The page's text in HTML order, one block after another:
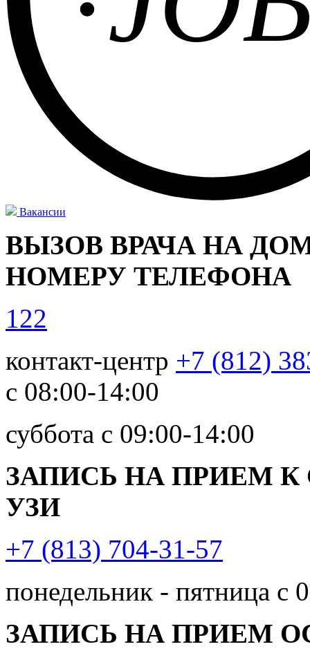
Вакансии
ВЫЗОВ ВРАЧА НА
НОМЕРУ ТЕЛЕФОНА
122
контакт-центр +7 (812)
с 08:00-14:00
суббота с 09:00-14:00
ЗАПИСЬ НА ПРИЕМ
УЗИ
+7 (813) 704-31-57
понедельник - пятница с
ЗАПИСЬ НА ПРИЕМ